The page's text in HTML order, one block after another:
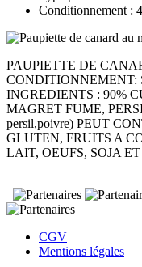
Conditionnement :
PAUPIETTE DE
CONDITIONNEMENT:
INGREDIENTS : 90%
MAGRET FUME,
persil,poivre) PEUT
GLUTEN, FRUITS A
LAIT, OEUFS, SOJA
CGV
Mentions légales